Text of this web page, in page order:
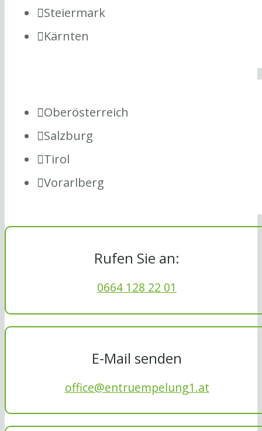
Steiermark
Kärnten
Oberösterreich
Salzburg
Tirol
Vorarlberg
Rufen Sie an:
0664 128 22 01
E-Mail senden
office@entruempelung1.at